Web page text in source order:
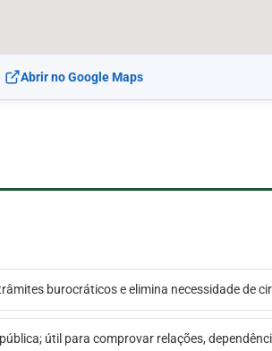
Abrir no Google Maps
burocráticos e elimina necessidade de
útil para comprovar relações,